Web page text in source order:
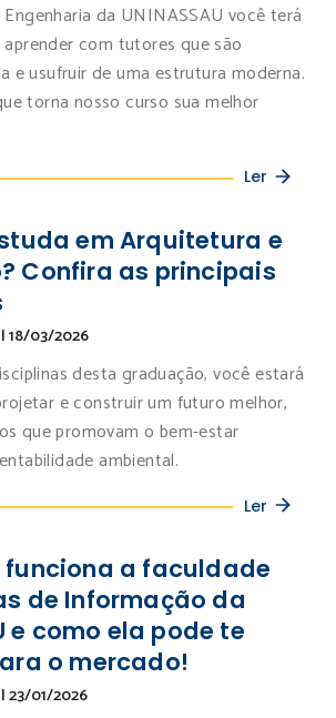
da UNINASSAU você terá
com tutores que são
e usufruir de uma estrutura moderna.
torna nosso curso sua melhor
Ler
em Arquitetura e
Confira as principais
|18/03/2026
desta graduação, você estará
e construir um futuro melhor,
que promovam o bem-estar
ambiental.
Ler
funciona a faculdade
de Informação da
e como ela pode te
o mercado!
|23/01/2026